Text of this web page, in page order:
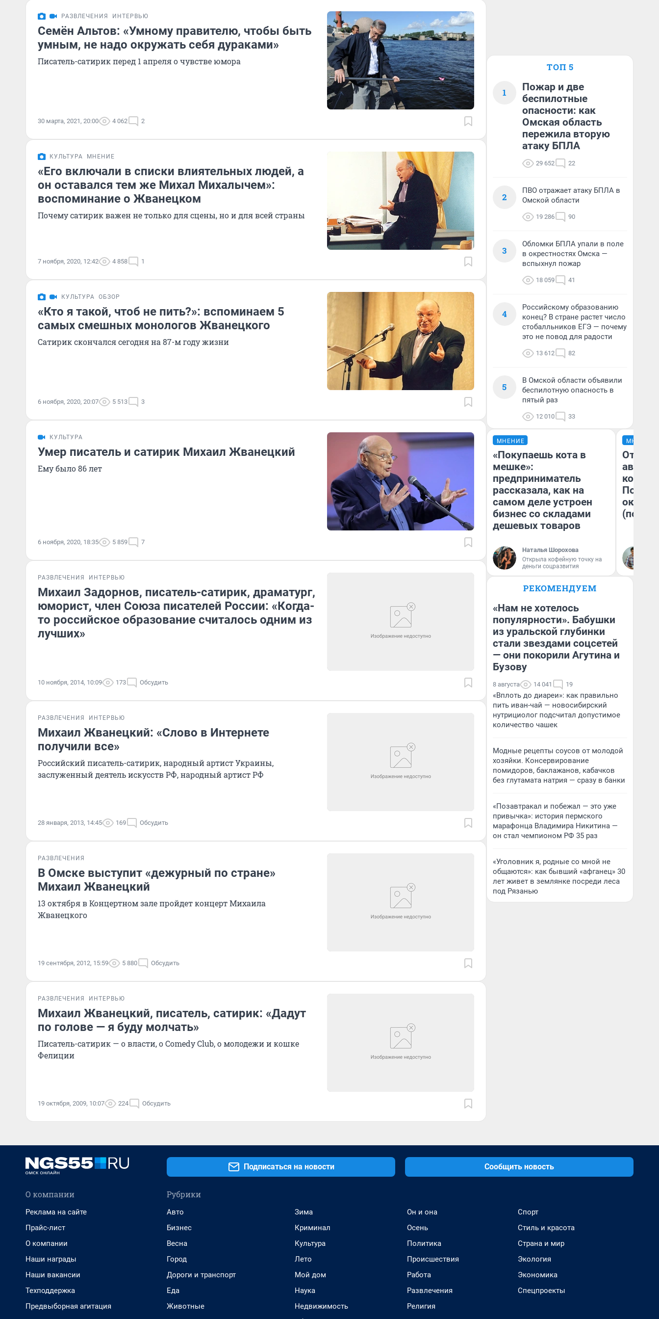
РАЗВЛЕЧЕНИЯ ИНТЕРВЬЮ
Семён Альтов: «Умному правителю, чтобы быть
умным, не надо окружать себя дураками»
Писатель-сатирик перед 1 апреля о чувстве юмора
30 марта, 2021, 20:00 4 062 2
КУЛЬТУРА МНЕНИЕ
«Его включали в списки влиятельных людей, а
он оставался тем же Михал Михалычем»:
воспоминание о Жванецком
Почему сатирик важен не только для сцены, но и для всей страны
7 ноября, 2020, 12:42 4 858 1
КУЛЬТУРА ОБЗОР
«Кто я такой, чтоб не пить?»: вспоминаем 5
самых смешных монологов Жванецкого
Сатирик скончался сегодня на 87-м году жизни
6 ноября, 2020, 20:07 5 513 3
КУЛЬТУРА
Умер писатель и сатирик Михаил Жванецкий
Ему было 86 лет
6 ноября, 2020, 18:35 5 859 7
РАЗВЛЕЧЕНИЯ ИНТЕРВЬЮ
Михаил Задорнов, писатель-сатирик, драматург,
юморист, член Союза писателей России: «Когда-
то российское образование считалось одним из
лучших»
10 ноября, 2014, 10:09 173 Обсудить
РАЗВЛЕЧЕНИЯ ИНТЕРВЬЮ
Михаил Жванецкий: «Слово в Интернете
получили все»
Российский писатель-сатирик, народный артист Украины,
заслуженный деятель искусств РФ, народный артист РФ
28 января, 2013, 14:45 169 Обсудить
РАЗВЛЕЧЕНИЯ
В Омске выступит «дежурный по стране»
Михаил Жванецкий
13 октября в Концертном зале пройдет концерт Михаила
Жванецкого
19 сентября, 2012, 15:59 5 880 Обсудить
РАЗВЛЕЧЕНИЯ ИНТЕРВЬЮ
Михаил Жванецкий, писатель, сатирик: «Дадут
по голове — я буду молчать»
Писатель-сатирик — о власти, о Comedy Club, о молодежи и кошке
Фелиции
19 октября, 2009, 10:07 224 Обсудить
ТОП 5
1
Пожар и две
беспилотные
опасности: как
Омская область
пережила вторую
атаку БПЛА
29 652 22
2
ПВО отражает атаку БПЛА в
Омской области
19 286 90
3
Обломки БПЛА упали в поле
в окрестностях Омска —
вспыхнул пожар
18 059 41
4
Российскому образованию
конец? В стране растет число
стобалльников ЕГЭ — почему
это не повод для радости
13 612 82
5
В Омской области объявили
беспилотную опасность в
пятый раз
12 010 33
МНЕНИЕ
«Покупаешь кота в
мешке»:
предприниматель
рассказала, как на
самом деле устроен
бизнес со складами
дешевых товаров
Наталья Шорохова
Открыла кофейную точку на
деньги соцразвития
МНЕНИЕ
От
(почти
РЕКОМЕНДУЕМ
«Нам не хотелось
популярности». Бабушки
из уральской глубинки
стали звездами соцсетей
— они покорили Агутина и
Бузову
8 августа 14 041 19
«Вплоть до диареи»: как правильно
пить иван-чай — новосибирский
нутрициолог подсчитал допустимое
количество чашек
Модные рецепты соусов от молодой
хозяйки. Консервирование
помидоров, баклажанов, кабачков
без глутамата натрия — сразу в банки
«Позавтракал и побежал — это уже
привычка»: история пермского
марафонца Владимира Никитина —
он стал чемпионом РФ 35 раз
«Уголовник я, родные со мной не
общаются»: как бывший «афганец» 30
лет живет в землянке посреди леса
под Рязанью
Подписаться на новости Сообщить новость
О компании
Реклама на сайте
Прайс-лист
О компании
Наши награды
Наши вакансии
Техподдержка
Предвыборная агитация
Рубрики
Авто
Бизнес
Весна
Город
Дороги и транспорт
Еда
Животные
Зима
Криминал
Культура
Лето
Мой дом
Наука
Недвижимость
Он и она
Осень
Политика
Происшествия
Работа
Развлечения
Религия
Спорт
Стиль и красота
Страна и мир
Экология
Экономика
Спецпроекты